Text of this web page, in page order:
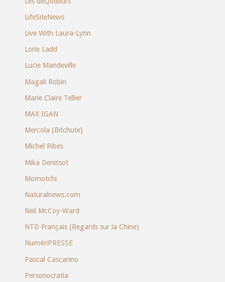
LifeSiteNews
Live With Laura-Lynn
Lorie Ladd
Lucie Mandeville
Magali Robin
Marie Claire Tellier
MAX IGAN
Mercola (Bitchute)
Michel Ribes
Mika Denissot
Momotchi
Naturalnews.com
Neil McCoy-Ward
NTD Français (Regards sur la Chine)
NumériPRESSE
Pascal Cascarino
Personocratia